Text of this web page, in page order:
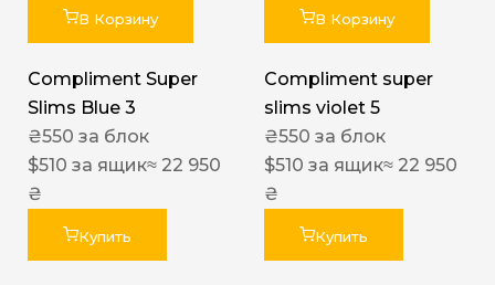
В Корзину
Compliment Super
Slims Blue 3
₴550 за блок
$510 за ящик≈ 22 950
₴
Купить
В Корзину
Compliment super
slims violet 5
₴550 за блок
$510 за ящик≈ 22 950
₴
Купить